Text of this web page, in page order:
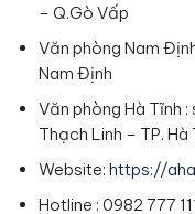
– Q.Gò Vấp
Văn phòng Nam
Nam Định
Văn phòng Hà Tĩnh
Thạch Linh – TP. Hà
Website: https://
Hotline : 0982 777